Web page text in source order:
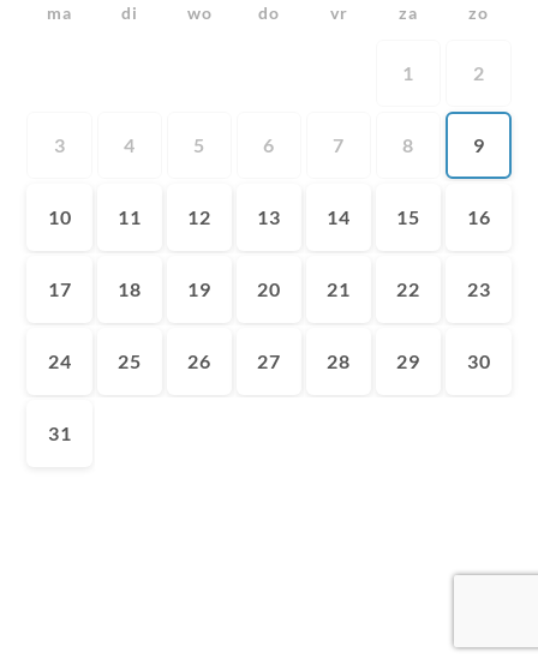
ma
di wo do vr za zo
1 2
3 4 5 6 7 8 9
10 11 12 13 14 15 16
17 18 19 20 21 22 23
24 25 26 27 28 29 30
31